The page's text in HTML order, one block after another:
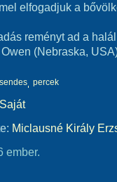
elfogadjuk a
reményt ad a
(Nebraska,
percek
Saját
Miclausné Király
ember.